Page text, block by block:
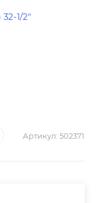
Артикул: 502371